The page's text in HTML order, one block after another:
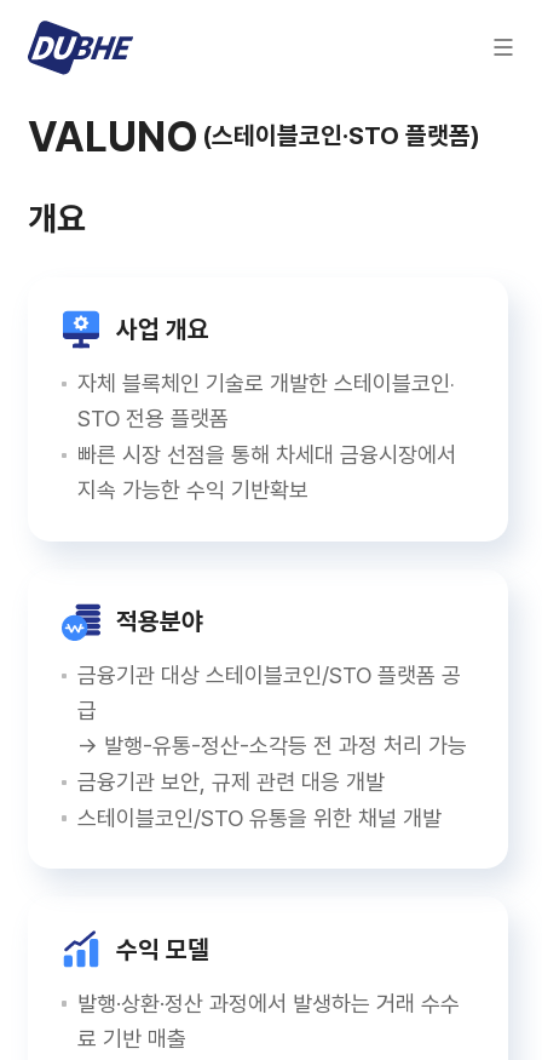
VALUNO (스테이블코인·STO 플랫폼)
개요
사업 개요
자체 블록체인 기술로 개발한 스테이블코인‧
STO 전용 플랫폼
빠른 시장 선점을 통해 차세대 금융시장에서
지속 가능한 수익 기반확보
적용분야
금융기관 대상 스테이블코인/STO 플랫폼 공
급
→ 발행-유통-정산-소각등 전 과정 처리 가능
금융기관 보안, 규제 관련 대응 개발
스테이블코인/STO 유통을 위한 채널 개발
수익 모델
발행·상환·정산 과정에서 발생하는 거래 수수
료 기반 매출